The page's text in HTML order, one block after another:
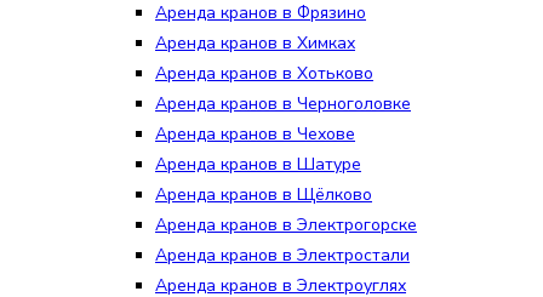
Аренда кранов в Фрязино
Аренда кранов в Химках
Аренда кранов в Хотьково
Аренда кранов в Черноголовке
Аренда кранов в Чехове
Аренда кранов в Шатуре
Аренда кранов в Щёлково
Аренда кранов в Электрогорске
Аренда кранов в Электростали
Аренда кранов в Электроуглях